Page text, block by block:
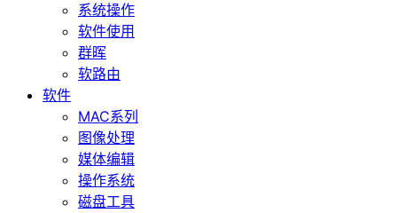
系统操作
软件使用
群晖
软路由
软件
MAC系列
图像处理
媒体编辑
操作系统
磁盘工具